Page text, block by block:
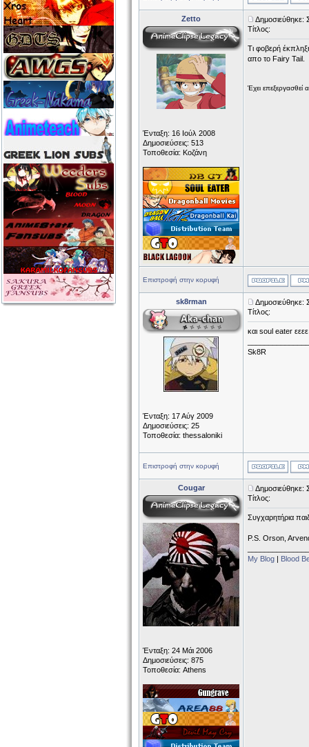
Zetto
Ένταξη: 16 Ιούλ 2008
Δημοσιεύσεις: 513
Τοποθεσία: Κοζάνη
Δημοσιεύθηκε:
Τίτλος:
Τι φοβερή
απο το Fairy Tail.
Έχει
Επιστροφή στην κορυφή
sk8rman
Ένταξη: 17 Αύγ 2009
Δημοσιεύσεις: 25
Τοποθεσία: thessaloniki
Δημοσιεύθηκε:
Τίτλος:
και soul eater
Sk8R
Επιστροφή στην κορυφή
Cougar
Ένταξη: 24 Μάι 2006
Δημοσιεύσεις: 875
Τοποθεσία: Athens
Δημοσιεύθηκε:
Τίτλος:
Συγχαρητήρια
P.S. Orson,
My Blog | Blood